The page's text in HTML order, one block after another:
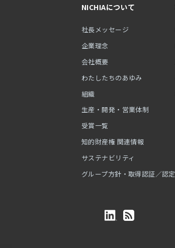
NICHIAについて
社長メッセージ
企業理念
会社概要
わたしたちのあゆみ
組織
生産・開発・営業体制
受賞一覧
知的財産権 関連情報
サステナビリティ
グループ方針・取得認証／認定